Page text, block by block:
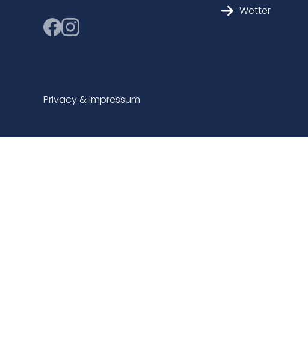
Wetter
Privacy & Impressum